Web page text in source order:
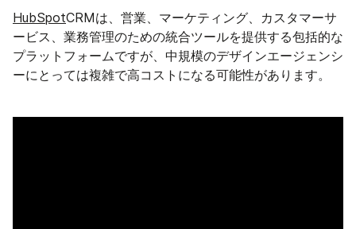
HubSpotCRMは、営業、マーケティング、カスタマーサ
ービス、業務管理のための統合ツールを提供する包括的な
プラットフォームですが、中規模のデザインエージェンシ
ーにとっては複雑で高コストになる可能性があります。